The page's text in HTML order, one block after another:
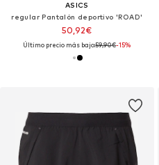
ASICS
regular Pantalón deportivo 'ROAD'
50,92€
Último precio más bajo:59,90€-15%